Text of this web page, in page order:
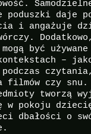
poduszki daje
i angażuje
Dodatkowo,
być używane
–
czytania,
filmów czy snu.
tworzą
w pokoju
dbałości o